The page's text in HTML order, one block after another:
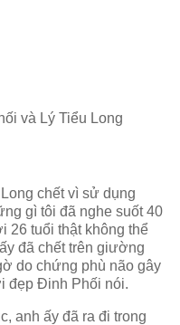
và Lý Tiểu Long
chết vì sử dụng
gì tôi đã nghe suốt 40
26 tuổi thật không thể
đã chết trên giường
do chứng phù não gây
đẹp Đinh Phối nói.
anh ấy đã ra đi trong